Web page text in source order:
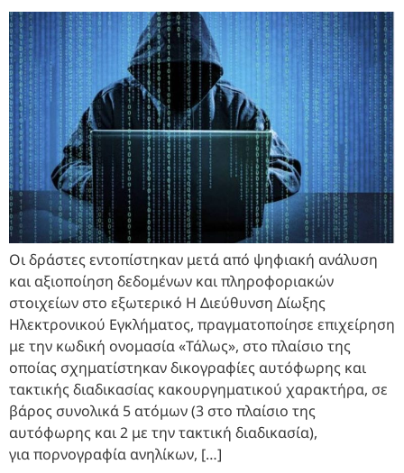
Οι δράστες εντοπίστηκαν μετά από ψηφιακή ανάλυση
και αξιοποίηση δεδομένων και πληροφοριακών
στοιχείων στο εξωτερικό Η Διεύθυνση Δίωξης
Ηλεκτρονικού Εγκλήματος, πραγματοποίησε επιχείρηση
με την κωδική ονομασία «Τάλως», στο πλαίσιο της
οποίας σχηματίστηκαν δικογραφίες αυτόφωρης και
τακτικής διαδικασίας κακουργηματικού χαρακτήρα, σε
βάρος συνολικά 5 ατόμων (3 στο πλαίσιο της
αυτόφωρης και 2 με την τακτική διαδικασία),
για πορνογραφία ανηλίκων, […]